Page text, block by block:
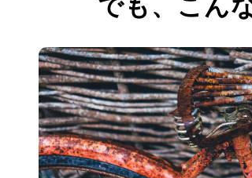
でも、 こん